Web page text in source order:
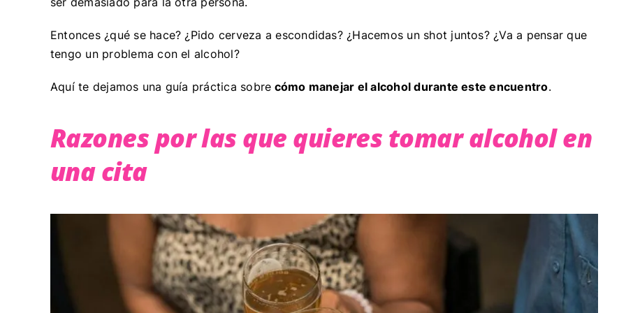
Entonces ¿qué se hace? ¿Pido cerveza a escondidas? ¿Hacemos un shot juntos? ¿Va a pensar que
tengo un problema con el alcohol?
Aquí te dejamos una guía práctica sobre cómo manejar el alcohol durante este encuentro.
Razones por las que quieres tomar alcohol en
una cita